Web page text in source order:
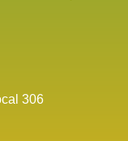
306